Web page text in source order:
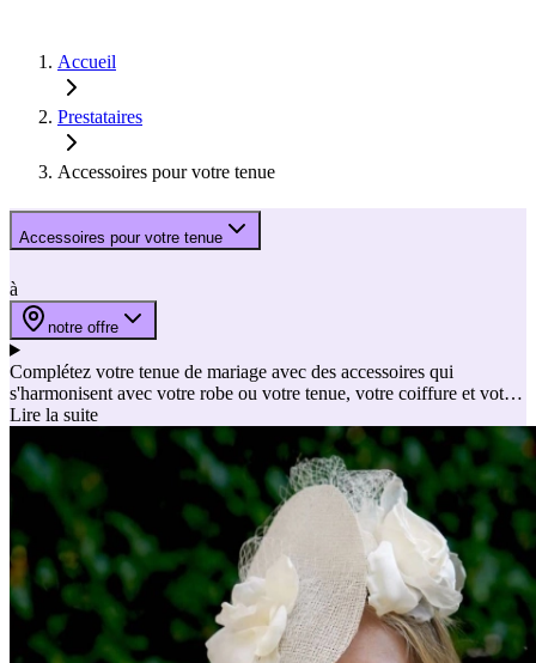
Accueil
Prestataires
Accessoires pour votre tenue
Accessoires pour votre tenue
à
notre offre
Complétez votre tenue de mariage avec des accessoires qui
s'harmonisent avec votre robe ou votre tenue, votre coiffure et votre
style personnel. Les bons accessoires de mariage apportent une
touche supplémentaire à votre tenue. Pensez à un voile, un chapeau,
des accessoires pour cheveux, des bijoux ou une montre, une
ceinture, des gants, une pochette ou d'autres détails qui complètent
votre tenue de mariée. Un spécialiste vous aidera à choisir des
accessoires qui s'harmonisent parfaitement avec votre tenue de
mariage, votre style et l'ambiance de votre mariage.
Lire la suite